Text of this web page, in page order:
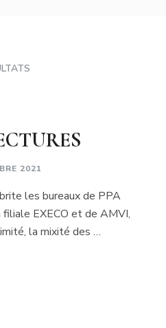
2021
les bureaux de PPA
EXECO et de AMVI,
la mixité des …